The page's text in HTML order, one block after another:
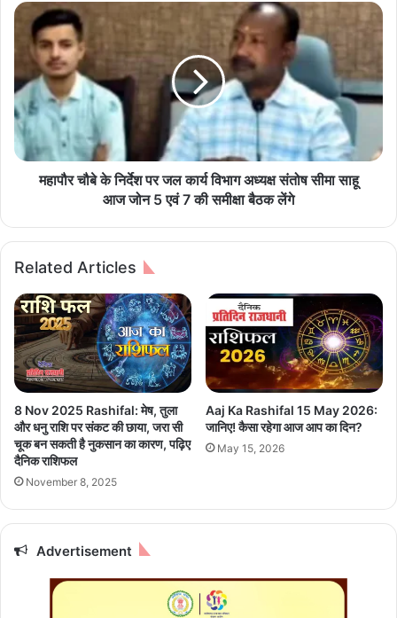
से
गा
ड्यू
टी
आ
त्म
नि
र
की
शा
में
ऐ
ति
हा
क
क
द
मः
वी
जि
म
चौ
बे
के
नि
र्दे
का
वि
भा
ग
अ
ध्य
सं
तो
ष
सी
सा
आ
महापौर चौबे के निर्देश पर जल कार्य विभाग अध्यक्ष संतोष सीमा साहू
आज जोन 5 एवं 7 की समीक्षा बैठक लेंगे
Related Articles
8 Nov 2025 Rashifal: मेष, तुला
और धनु राशि पर संकट की छाया, जरा सी
चूक बन सकती है नुकसान का कारण, पढ़िए
दैनिक राशिफल
November 8, 2025
Aaj Ka Rashifal 15 May 2026:
जानिए! कैसा रहेगा आज आप का दिन?
May 15, 2026
Advertisement